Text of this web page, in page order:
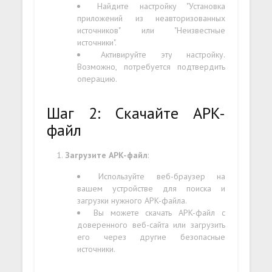
Найдите настройку "Установка
приложений из неавторизованных
источников" или "Неизвестные
источники".
Активируйте эту настройку.
Возможно, потребуется подтвердить
операцию.
Шаг 2: Скачайте APK-
файл
Загрузите APK-файл:
Используйте веб-браузер на
вашем устройстве для поиска и
загрузки нужного APK-файла.
Вы можете скачать APK-файл с
доверенного веб-сайта или загрузить
его через другие безопасные
источники.